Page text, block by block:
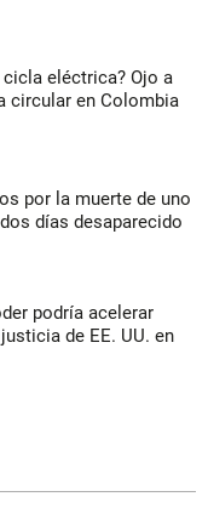
eléctrica? Ojo a
circular en Colombia
por la muerte de uno
días desaparecido
podría acelerar
de EE. UU. en